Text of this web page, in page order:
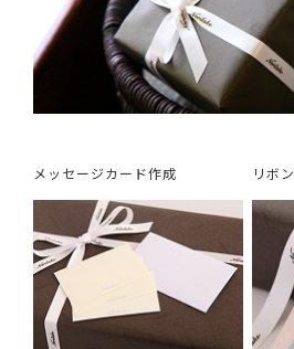
メッセージカード作成 リボン